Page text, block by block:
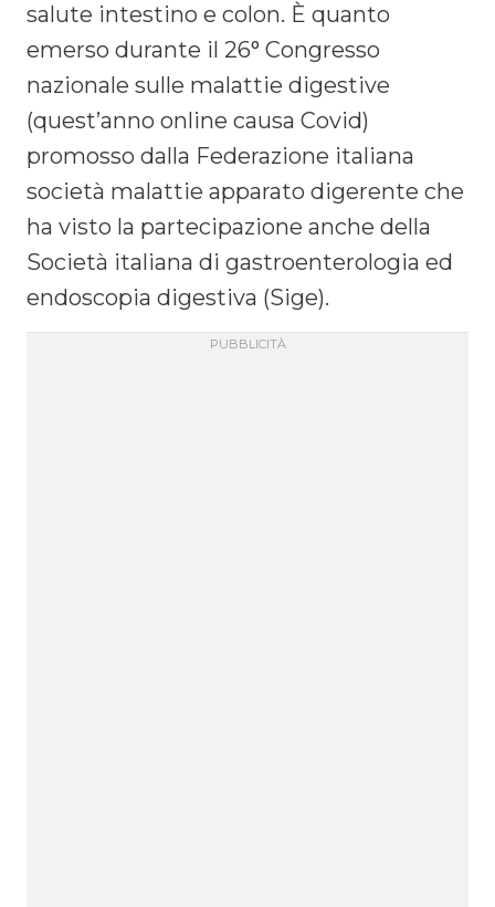
salute intestino e colon. È quanto
emerso durante il 26° Congresso
nazionale sulle malattie digestive
(quest’anno online causa Covid)
promosso dalla Federazione italiana
società malattie apparato digerente che
ha visto la partecipazione anche della
Società italiana di gastroenterologia ed
endoscopia digestiva (Sige).